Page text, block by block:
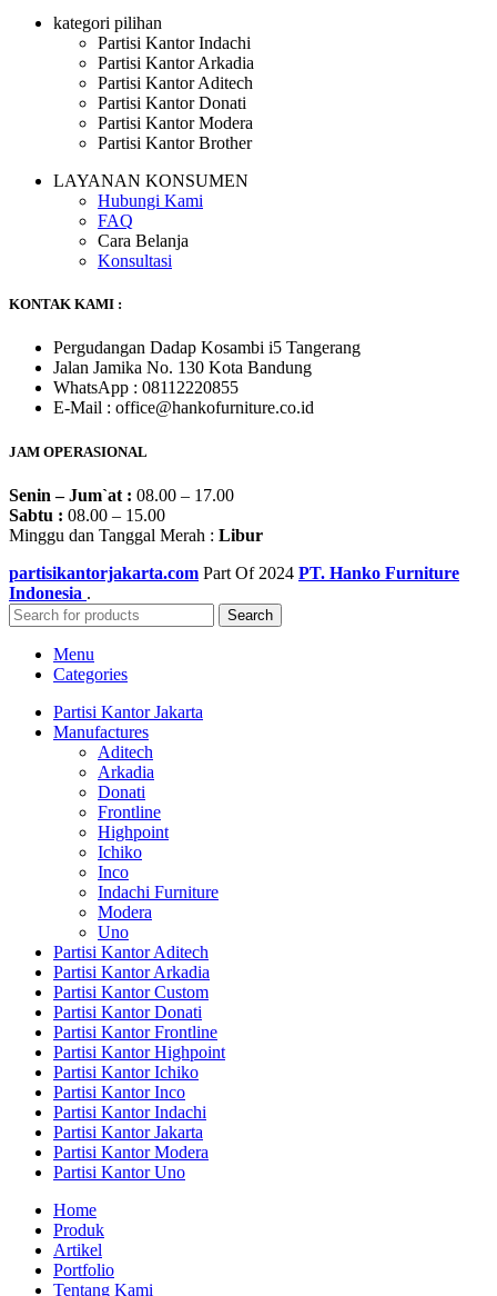
kategori pilihan
Partisi Kantor Indachi
Partisi Kantor Arkadia
Partisi Kantor Aditech
Partisi Kantor Donati
Partisi Kantor Modera
Partisi Kantor Brother
LAYANAN KONSUMEN
Hubungi Kami
FAQ
Cara Belanja
Konsultasi
KONTAK KAMI :
Pergudangan Dadap Kosambi i5 Tangerang
Jalan Jamika No. 130 Kota Bandung
WhatsApp : 08112220855
E-Mail : office@hankofurniture.co.id
JAM OPERASIONAL
Senin – Jum`at : 08.00 – 17.00
Sabtu : 08.00 – 15.00
Minggu dan Tanggal Merah : Libur
partisikantorjakarta.com Part Of 2024 PT. Hanko Furniture
Indonesia .
Search
Menu
Categories
Partisi Kantor Jakarta
Manufactures
Aditech
Arkadia
Donati
Frontline
Highpoint
Ichiko
Inco
Indachi Furniture
Modera
Uno
Partisi Kantor Aditech
Partisi Kantor Arkadia
Partisi Kantor Custom
Partisi Kantor Donati
Partisi Kantor Frontline
Partisi Kantor Highpoint
Partisi Kantor Ichiko
Partisi Kantor Inco
Partisi Kantor Indachi
Partisi Kantor Jakarta
Partisi Kantor Modera
Partisi Kantor Uno
Home
Produk
Artikel
Portfolio
Tentang Kami